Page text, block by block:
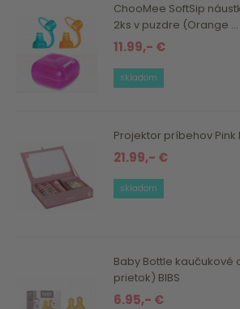
ChooMee SoftSip
2ks v puzdre (Orange ...
11.99,- €
skladom
Projektor príbehov Pink
21.99,- €
skladom
Baby Bottle kaučukové
prietok) BIBS
6.95,- €